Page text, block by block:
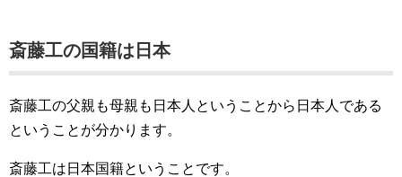
斎藤工の国籍は日本
斎藤工の父親も母親も日本人ということから日本人である
ということが分かります。
斎藤工は日本国籍ということです。